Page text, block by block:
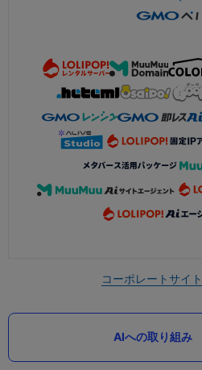
コーポレートサイト
AIへの取り組み